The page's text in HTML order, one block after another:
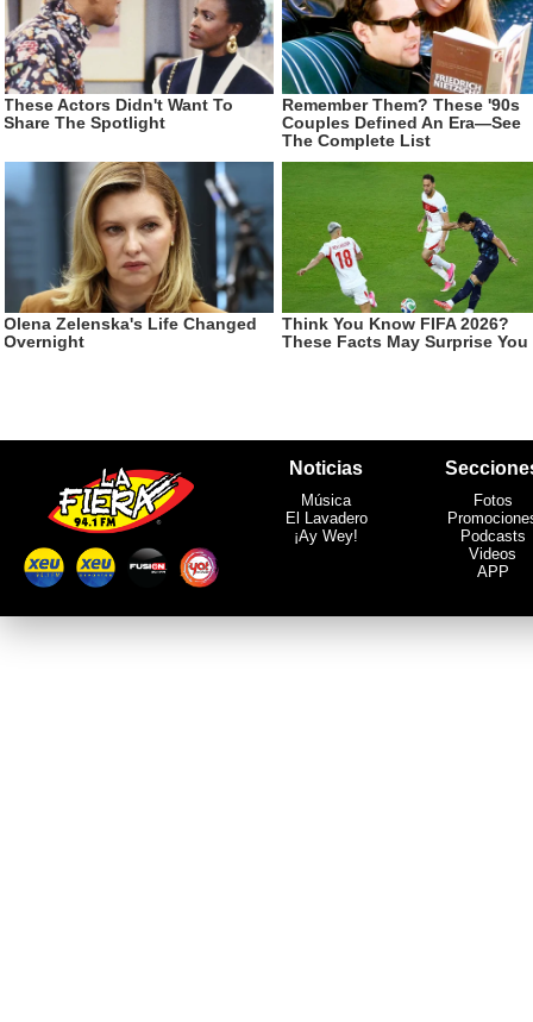
Noticias
Música
El Lavadero
¡Ay Wey!
Fotos
Podcasts
Videos
APP